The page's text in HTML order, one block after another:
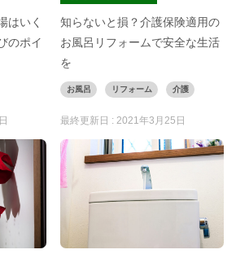
はいく
のポイ
知らないと損？介護保険適用の
お風呂リフォームで安全な生活
を
お風呂 リフォーム 介護
最終更新日 : 2021年3月25日